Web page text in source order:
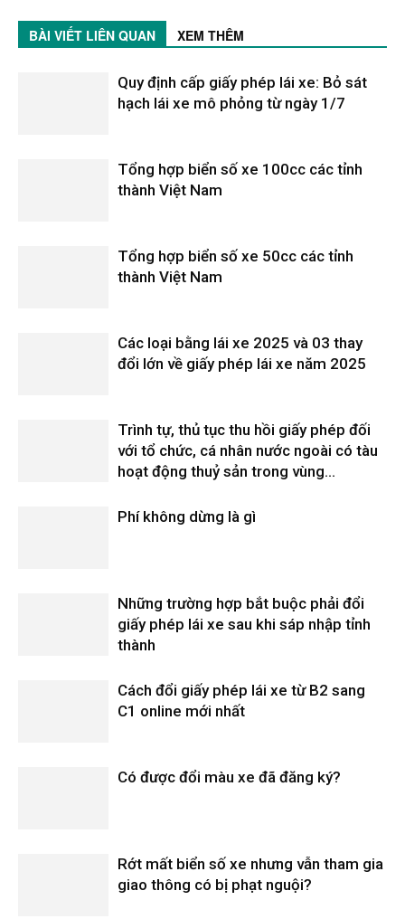
BÀI VIẾT LIÊN QUAN XEM THÊM
Quy định cấp giấy phép lái xe: Bỏ sát
hạch lái xe mô phỏng từ ngày 1/7
Tổng hợp biển số xe 100cc các tỉnh
thành Việt Nam
Tổng hợp biển số xe 50cc các tỉnh
thành Việt Nam
Các loại bằng lái xe 2025 và 03 thay
đổi lớn về giấy phép lái xe năm 2025
Trình tự, thủ tục thu hồi giấy phép đối
với tổ chức, cá nhân nước ngoài có tàu
hoạt động thuỷ sản trong vùng...
Phí không dừng là gì
Những trường hợp bắt buộc phải đổi
giấy phép lái xe sau khi sáp nhập tỉnh
thành
Cách đổi giấy phép lái xe từ B2 sang
C1 online mới nhất
Có được đổi màu xe đã đăng ký?
Rớt mất biển số xe nhưng vẫn tham gia
giao thông có bị phạt nguội?